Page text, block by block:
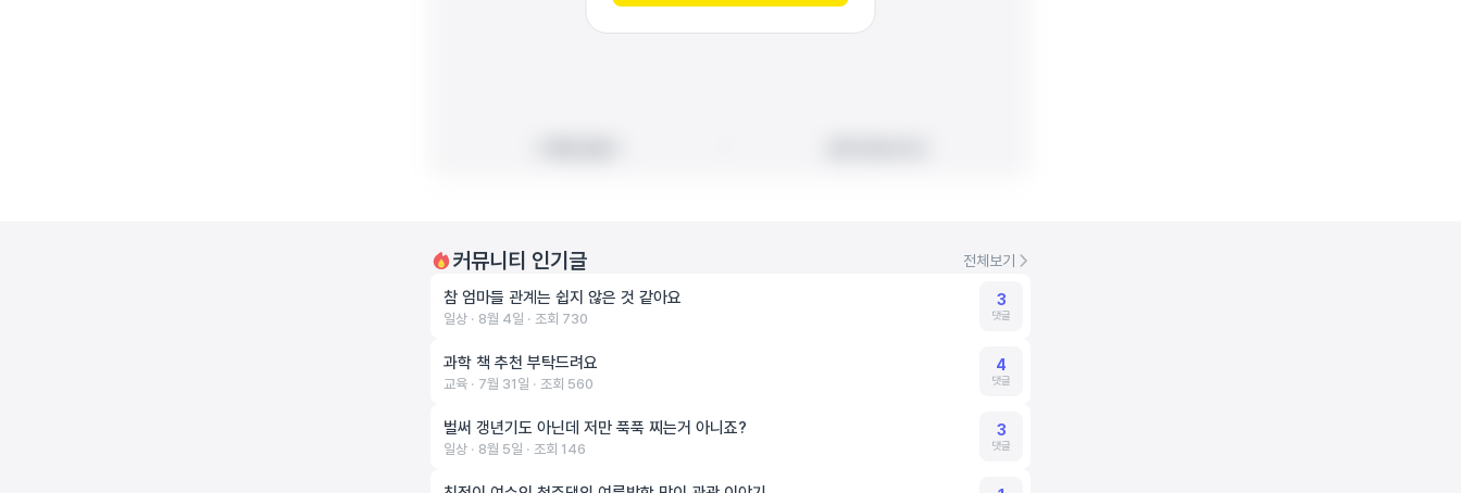
커뮤니티 인기글 전체보기
참 엄마들 관계는 쉽지 않은 것 같아요
일상 ‧ 8월 4일 ‧ 조회 730
3
댓글
과학 책 추천 부탁드려요
교육 ‧ 7월 31일 ‧ 조회 560
4
댓글
벌써 갱년기도 아닌데 저만 푹푹 찌는거 아니죠?
일상 ‧ 8월 5일 ‧ 조회 146
3
댓글